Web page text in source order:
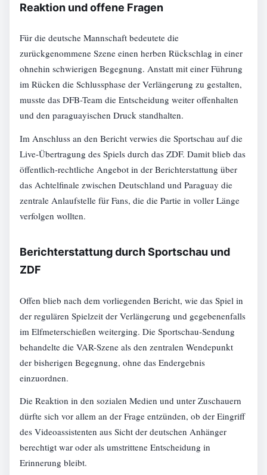
Reaktion und offene Fragen
Für die deutsche Mannschaft bedeutete die
zurückgenommene Szene einen herben Rückschlag in einer
ohnehin schwierigen Begegnung. Anstatt mit einer Führung
im Rücken die Schlussphase der Verlängerung zu gestalten,
musste das DFB-Team die Entscheidung weiter offenhalten
und den paraguayischen Druck standhalten.
Im Anschluss an den Bericht verwies die Sportschau auf die
Live-Übertragung des Spiels durch das ZDF. Damit blieb das
öffentlich-rechtliche Angebot in der Berichterstattung über
das Achtelfinale zwischen Deutschland und Paraguay die
zentrale Anlaufstelle für Fans, die die Partie in voller Länge
verfolgen wollten.
Berichterstattung durch Sportschau und
ZDF
Offen blieb nach dem vorliegenden Bericht, wie das Spiel in
der regulären Spielzeit der Verlängerung und gegebenenfalls
im Elfmeterschießen weiterging. Die Sportschau-Sendung
behandelte die VAR-Szene als den zentralen Wendepunkt
der bisherigen Begegnung, ohne das Endergebnis
einzuordnen.
Die Reaktion in den sozialen Medien und unter Zuschauern
dürfte sich vor allem an der Frage entzünden, ob der Eingriff
des Videoassistenten aus Sicht der deutschen Anhänger
berechtigt war oder als umstrittene Entscheidung in
Erinnerung bleibt.